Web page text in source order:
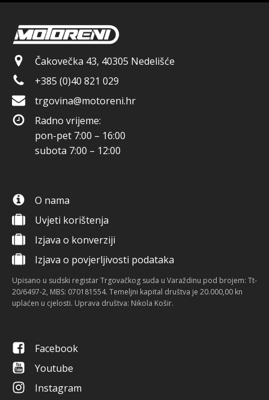
Čakovečka 43, 40305 Nedelišće
+385 (0)40 821 029
trgovina@motoreni.hr
Radno vrijeme:
pon-pet 7:00 – 16:00
subota 7:00 – 12:00
O nama
Uvjeti korištenja
Izjava o konverziji
Izjava o povjerljivosti podataka
Upisano u sudski registar Trgovačkog suda u Varaždinu pod brojem: Tt-
20/6497-2, MBS: 070181554. Temeljni kapital društva je 20.000,00 kn
uplaćen u cjelosti. Uprava društva: Nikola Košir.
Facebook
Youtube
Instagram